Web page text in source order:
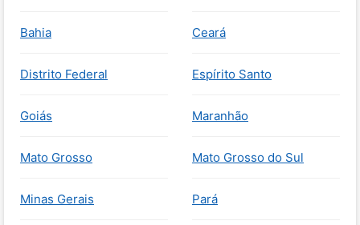
Bahia Ceará
Distrito Federal Espírito Santo
Goiás Maranhão
Mato Grosso Mato Grosso do Sul
Minas Gerais Pará